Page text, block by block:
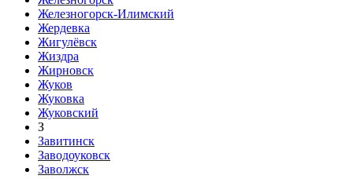
Железногорск-Илимский
Жердевка
Жигулёвск
Жиздра
Жирновск
Жуков
Жуковка
Жуковский
З
Завитинск
Заводоуковск
Заволжск